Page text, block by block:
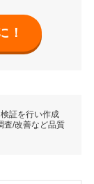
！
証を行い作成
査/改善など品質